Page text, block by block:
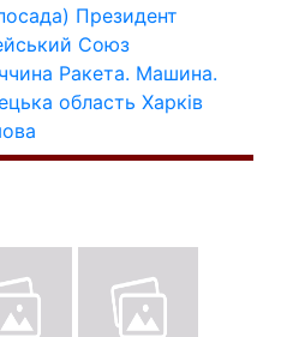
Президент
Союз
Ракета. Машина.
область Харків